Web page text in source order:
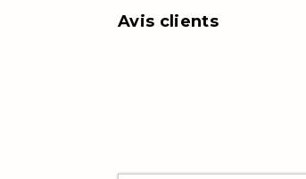
Avis clients